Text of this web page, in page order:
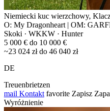
Niemiecki kuc wierzchowy,
O: My Dragonheart | OM:
Skoki · WKKW · Hunter
5 000 € do 10 000 €
~23 024 zł do 46 040 zł
DE
Treuenbrietzen
mail Kontakt favorite Zapisz
Wyróżnienie